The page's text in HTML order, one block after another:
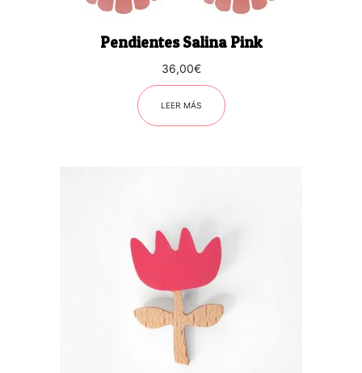
Pendientes Salina Pink
36,00€
LEER MÁS